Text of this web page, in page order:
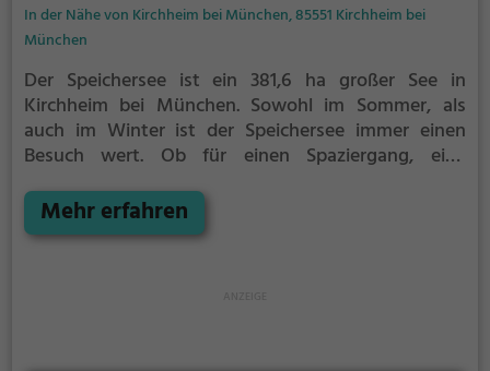
In der Nähe von Kirchheim bei München, 85551 Kirchheim bei
München
Der Speichersee ist ein 381,6 ha großer See in
Kirchheim bei München. Sowohl im Sommer, als
auch im Winter ist der Speichersee immer einen
Besuch wert. Ob für einen Spaziergang, eine
der Speichersee bietet zahlreiche Möglichkeiten für
Freizeitaktivitäten.
Mehr erfahren